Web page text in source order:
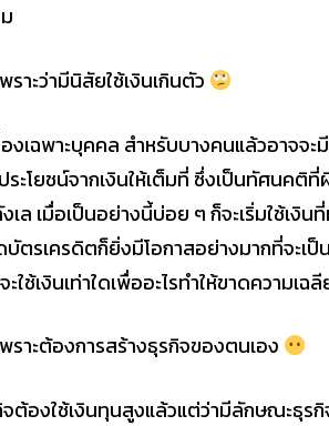
ราะว่ามีนิสัยใช้เงินเกินตัว
งเฉพาะบุคคล สำหรับบางคนแล้วอาจจ
ระโยชน์จากเงินให้เต็มที่ ซึ่งเป็นทัศนคติ
เล เมื่อเป็นอย่างนี้บ่อย ๆ ก็จะเริ่มใช้เงิ
ตรเครดิตก็ยิ่งมีโอกาสอย่างมากที่จะเป็
ะใช้เงินเท่าใดเพื่ออะไรทำให้ขาดความเ
ราะต้องการสร้างธุรกิจของตนเอง
ต้องใช้เงินทุนสูงแล้วแต่ว่ามีลักษณะธุร